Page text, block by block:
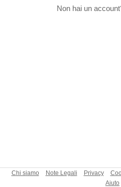
Non hai un
Chi siamo Note Legali Privacy
Aiuto